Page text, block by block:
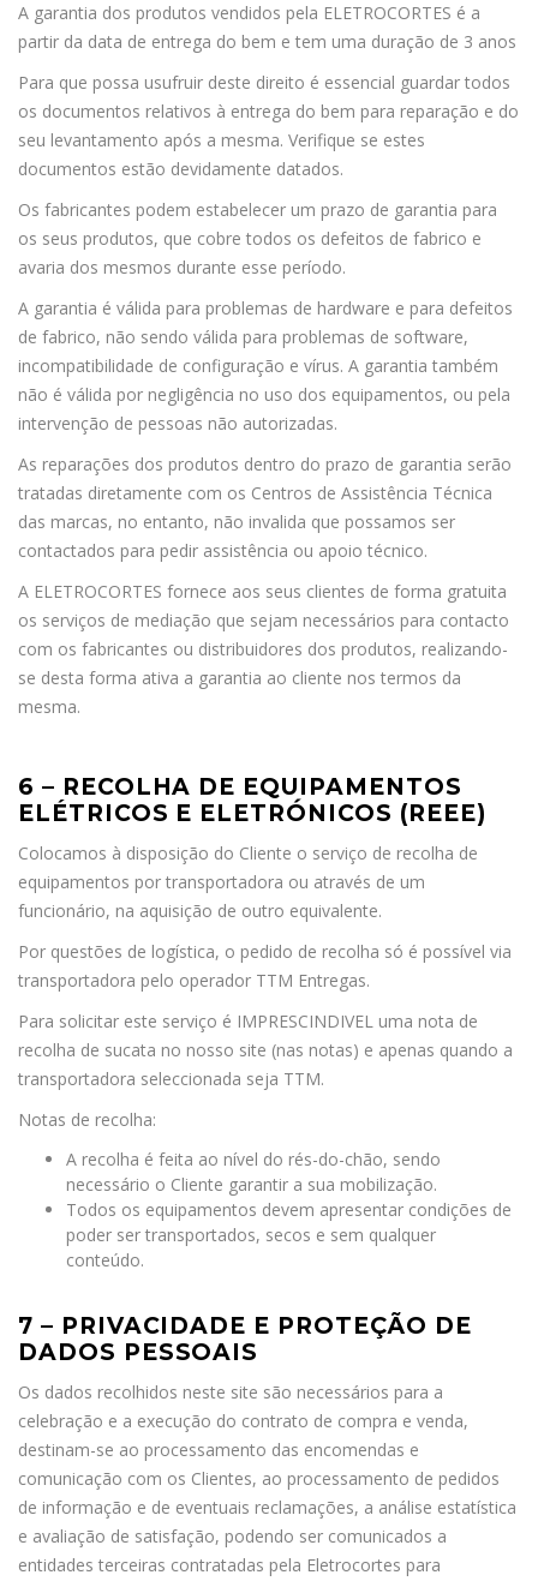
A garantia dos produtos vendidos pela ELETROCORTES é a
partir da data de entrega do bem e tem uma duração de 3 anos
Para que possa usufruir deste direito é essencial guardar todos
os documentos relativos à entrega do bem para reparação e do
seu levantamento após a mesma. Verifique se estes
documentos estão devidamente datados.
Os fabricantes podem estabelecer um prazo de garantia para
os seus produtos, que cobre todos os defeitos de fabrico e
avaria dos mesmos durante esse período.
A garantia é válida para problemas de hardware e para defeitos
de fabrico, não sendo válida para problemas de software,
incompatibilidade de configuração e vírus. A garantia também
não é válida por negligência no uso dos equipamentos, ou pela
intervenção de pessoas não autorizadas.
As reparações dos produtos dentro do prazo de garantia serão
tratadas diretamente com os Centros de Assistência Técnica
das marcas, no entanto, não invalida que possamos ser
contactados para pedir assistência ou apoio técnico.
A ELETROCORTES fornece aos seus clientes de forma gratuita
os serviços de mediação que sejam necessários para contacto
com os fabricantes ou distribuidores dos produtos, realizando-
se desta forma ativa a garantia ao cliente nos termos da
mesma.
6 – RECOLHA DE EQUIPAMENTOS
ELÉTRICOS E ELETRÓNICOS (REEE)
Colocamos à disposição do Cliente o serviço de recolha de
equipamentos por transportadora ou através de um
funcionário, na aquisição de outro equivalente.
Por questões de logística, o pedido de recolha só é possível via
transportadora pelo operador TTM Entregas.
Para solicitar este serviço é IMPRESCINDIVEL uma nota de
recolha de sucata no nosso site (nas notas) e apenas quando a
transportadora seleccionada seja TTM.
Notas de recolha:
A recolha é feita ao nível do rés-do-chão, sendo
necessário o Cliente garantir a sua mobilização.
Todos os equipamentos devem apresentar condições de
poder ser transportados, secos e sem qualquer
conteúdo.
7 – PRIVACIDADE E PROTEÇÃO DE
DADOS PESSOAIS
Os dados recolhidos neste site são necessários para a
celebração e a execução do contrato de compra e venda,
destinam-se ao processamento das encomendas e
comunicação com os Clientes, ao processamento de pedidos
de informação e de eventuais reclamações, a análise estatística
e avaliação de satisfação, podendo ser comunicados a
entidades terceiras contratadas pela Eletrocortes para